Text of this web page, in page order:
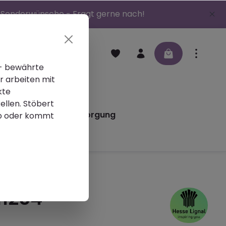
- Fragt gerne nach!
Altlackentsorgung
bewährte
arbeiten mit
Stöbert
oder kommt